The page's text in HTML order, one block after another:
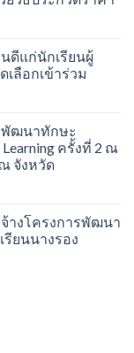
ดีแก่นักเรียนผู้
ลือกเข้าร่วม
พัฒนาทักษะ
ครั้งที่ 2 ณ
จังหวัด
จ้างโครงการพัฒนา
ยนนางรอง